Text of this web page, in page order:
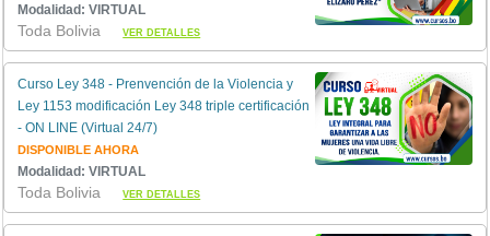
Modalidad: VIRTUAL
Toda BoliviaVER DETALLES
Curso Ley 348 - Prenvención de la Violencia y
Ley 1153 modificación Ley 348 triple certificación
- ON LINE (Virtual 24/7)
DISPONIBLE AHORA
Modalidad: VIRTUAL
Toda BoliviaVER DETALLES